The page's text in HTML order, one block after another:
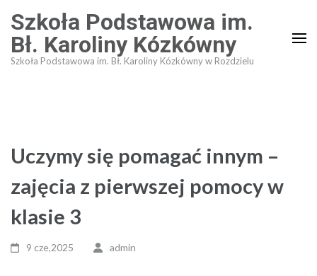
to
content
(Press
Szkoła Podstawowa im.
Bł. Karoliny Kózkówny
Szkoła Podstawowa im. Bł. Karoliny Kózkówny w Rozdzielu
Uczymy się pomagać innym –
zajęcia z pierwszej pomocy w
klasie 3
9 cze,2025 admin